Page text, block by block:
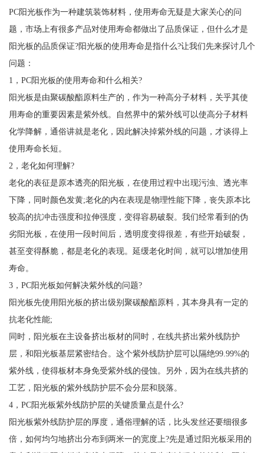
PC阳光板作为一种建筑装饰材料，使用寿命无疑是大家关心的问
题，市场上有很多产品对使用寿命都做出了品质保证，但什么才是
阳光板的品质保证?阳光板的使用寿命是指什么?让我们先来探讨几个
问题：
1，PC阳光板的使用寿命和什么相关?
阳光板是由聚碳酸酯原料生产的，作为一种高分子材料，关乎其使
用寿命的重要因素是紫外线。自然界中的紫外线可以使高分子材料
化学降解，通俗讲就是老化，因此解决掉紫外线的问题，才谈得上
使用寿命长短。
2，老化如何理解?
老化的表征是原本透亮的阳光板，在使用过程中出现污浊、透光率
下降，同时颜色发黄;老化的内在表现是物理性能下降，丧失原本比
较高的抗冲击强度和拉伸强度，变得容易破裂。我们经常看到的伪
劣阳光板，在使用一段时间后，透明度变得很差，有些开始破裂，
甚至变得酥脆，都是老化的表现。延缓老化时间，就可以增加使用
寿命。
3，PC阳光板如何解决紫外线的问题?
阳光板先使用阳光板的挤出级别聚碳酸酯原料，其本身具有一定的
抗老化性能;
同时，阳光板在主设备挤出板材的同时，在线共挤出紫外线防护
层，和阳光板基层紧密结合。这个紫外线防护层可以隔绝99.99%的
紫外线，使得板材本身免受紫外线的侵蚀。另外，因为在线共挤的
工艺，阳光板的紫外线防护层不会分层和脱落。
4，PC阳光板紫外线防护层的关键质量点是什么?
阳光板紫外线防护层的厚度，通俗理解的话，比头发丝还要细很多
倍，如何均匀地挤出分布到两米一的宽度上?先是通过阳光板采用的